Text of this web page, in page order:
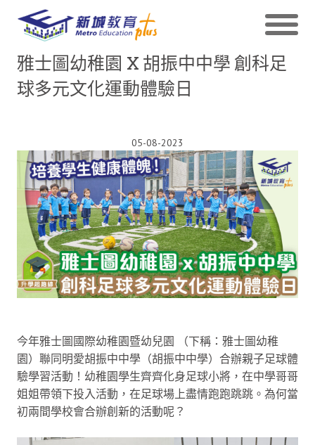
雅士圖幼稚園 X 胡振中中學 創科足
球多元文化運動體驗日
05-08-2023
今年雅士圖國際幼稚園暨幼兒園 （下稱：雅士圖幼稚
園）聯同明愛胡振中中學（胡振中中學）合辦親子足球體
驗學習活動！幼稚園學生齊齊化身足球小將，在中學哥哥
姐姐帶領下投入活動，在足球場上盡情跑跑跳跳。為何當
初兩間學校會合辦創新的活動呢？